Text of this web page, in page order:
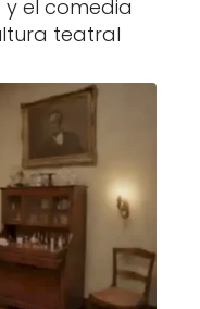
el comedia
teatral